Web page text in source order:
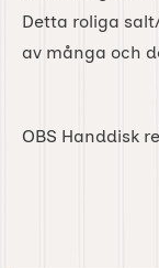
Detta roliga
av många och
OBS Handdisk